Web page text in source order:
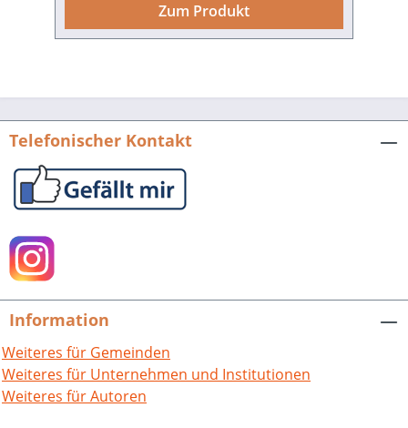
„Otto der Große. Magdeburg und
„Herrscherinnen in ottonisch-
Magdeburger Katalog gemeinsam mit
Edgith und Theophanu als eine der drei
herauzustellen: Peterlingen (Schweiz),
San Salvatore bei Pavia und –
insbesondere – ihr Grabkloster Selz
(Elsass). Kaiserin Adelheid und ihre
Zum Produkt
Telefonischer Kontakt
Information
Weiteres für Gemeinden
Weiteres für Unternehmen und Institutionen
Weiteres für Autoren